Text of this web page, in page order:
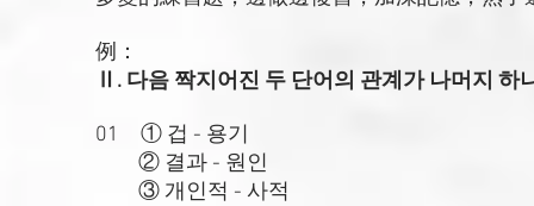
例：
Ⅱ. 다음 짝지어진 두 단어의 관계가 나머지 하
01 ① 겁 - 용기
② 결과 - 원인
③ 개인적 - 사적